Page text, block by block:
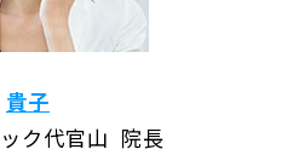
貴子
ク代官山 院長